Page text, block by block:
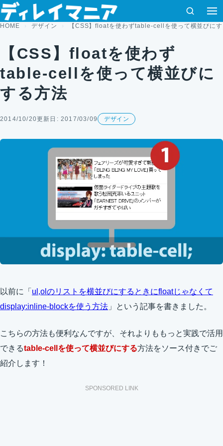
コンテンツへスキップ
検索
HOME デザイン 【CSS】floatを使わずtable-cellを使って横並びに
【CSS】floatを使わず
table-cellを使って横並びに
する方法
2014/10/20更新日: 2017/03/09 デザイン
以前に「 ul,olのリストを横並びにするときにfloatじゃなくて
display:inline-blockを使う方法 」という記事を書きました。
こちらの方法も便利なんですが、それよりももっと実践で活用
できるtable-cellを使って横並びにする方法をソース付きでご
紹介します！
SPONSORED LINK